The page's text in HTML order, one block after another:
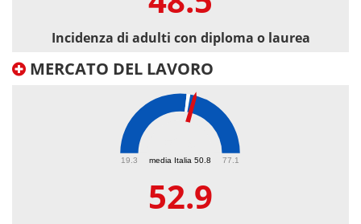
Incidenza di adulti con diploma o laurea
MERCATO DEL LAVORO
media Italia 50.8
19.3 77.1
52.9